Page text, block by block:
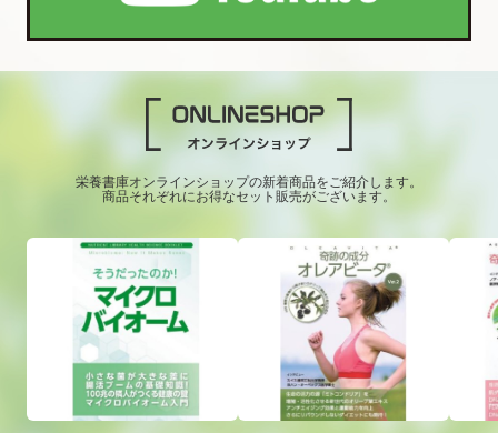
栄養書庫オンラインショップの新着商品をご紹介します。
商品それぞれにお得なセット販売がございます。